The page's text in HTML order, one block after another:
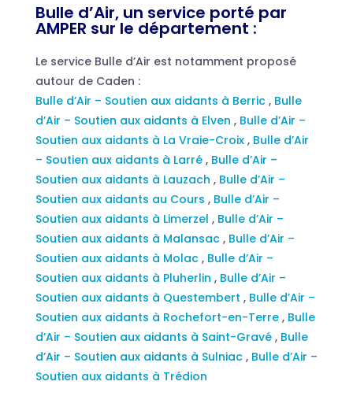
Bulle d’Air, un service porté par
AMPER sur le département :
Le service Bulle d’Air est notamment proposé
autour de Caden :
Bulle d’Air – Soutien aux aidants à Berric , Bulle
d’Air – Soutien aux aidants à Elven , Bulle d’Air –
Soutien aux aidants à La Vraie-Croix , Bulle d’Air
– Soutien aux aidants à Larré , Bulle d’Air –
Soutien aux aidants à Lauzach , Bulle d’Air –
Soutien aux aidants au Cours , Bulle d’Air –
Soutien aux aidants à Limerzel , Bulle d’Air –
Soutien aux aidants à Malansac , Bulle d’Air –
Soutien aux aidants à Molac , Bulle d’Air –
Soutien aux aidants à Pluherlin , Bulle d’Air –
Soutien aux aidants à Questembert , Bulle d’Air –
Soutien aux aidants à Rochefort-en-Terre , Bulle
d’Air – Soutien aux aidants à Saint-Gravé , Bulle
d’Air – Soutien aux aidants à Sulniac , Bulle d’Air –
Soutien aux aidants à Trédion